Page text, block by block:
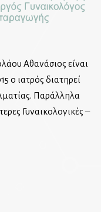
Αθανάσιος είναι
ο ιατρός διατηρεί
Παράλληλα
Γυναικολογικές –